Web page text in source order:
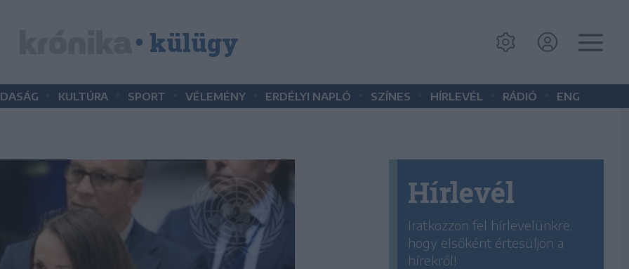
• külügy
KULTÚRA SPORT VÉLEMÉNY ERDÉLYI NAPLÓ SZÍNES HÍRLEVÉL RÁDIÓ ENG
Hírlevél
Iratkozzon fel hírlevelünkre,
hogy elsőként értesüljön a
hírekről!